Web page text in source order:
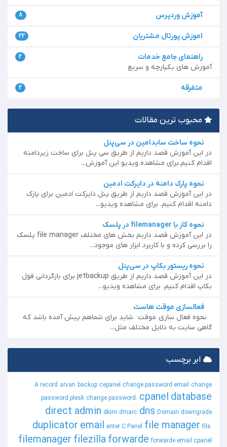
آموزش وردپرس 8
اموزش پورتال مشتریان 22
راهنمای جامع خدمات 2
آموزش های یکپارچه و سریع
متفرقه 2
محبوب ترین مقالات
نحوه ساخت سابدامین در سی‌پنل
در این آموزش قصد داریم از طریق سی پنل برای ساخت زیردامنه
اقدام کنیم.برای مشاهده ویدیو این آموزش...
نحوه پارک دامنه در دایرکت ادمین
در این آموزش قصد داریم از طریق پنل دایرکت ادمین برای پارک
دامنه اقدام کنیم. برای مشاهده ویدیو...
نحوه کار با filemanager در پلسک
در این آموزش قصد داریم بخش های مختلف file manager پلسک
را بررسی کرده و با کاربرد ابزار های موجود...
نحوه ریستور بکاپ در سی‌پنل
در این آموزش قصد داریم از طریق jetbackup برای بازگردانی فول
بکاپ اقدام کنیم. برای مشاهده ویدیو...
فعالسازی موقت هاست
نحوه فعال سازی موقت شاید برای شماهم پیش آمده باشد که
گاهی سایت به دلایل مختلف مثل...
ابر برچسب
A record arvan backup cepanel change password email change
password plesk change password. cpanel database
direct admin dkim dmarc dns Domain downgrade
duplicator email enter C Panel file manager file.
filemanager filezillaforwarde forwarde email cpanel